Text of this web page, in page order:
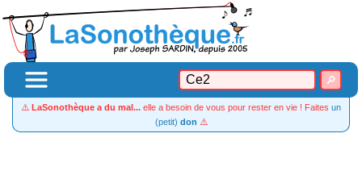
⚠️ LaSonothèque a du mal... elle a besoin de vous pour rester en vie ! Faites un
(petit) don ⚠️